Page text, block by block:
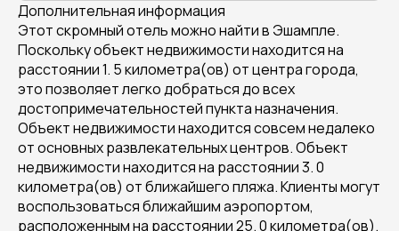
Дополнительная информация
Этот скромный отель можно найти в Эшампле.
Поскольку объект недвижимости находится на
расстоянии 1. 5 километра(ов) от центра города,
это позволяет легко добраться до всех
достопримечательностей пункта назначения.
Объект недвижимости находится совсем недалеко
от основных развлекательных центров. Объект
недвижимости находится на расстоянии 3. 0
километра(ов) от ближайшего пляжа. Клиенты могут
воспользоваться ближайшим аэропортом,
расположенным на расстоянии 25. 0 километра(ов).